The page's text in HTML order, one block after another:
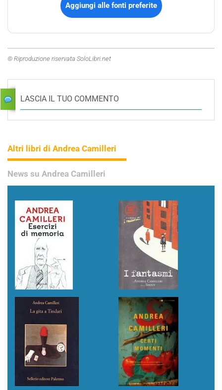
Aggiungi alle fonti preferite
© Riproduzione riservata SoloLibri.net
LASCIA IL TUO COMMENTO
Altri libri di Andrea Camilleri
News su Andrea Camilleri